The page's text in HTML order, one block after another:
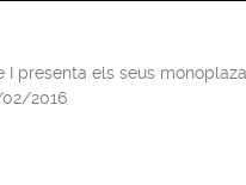
I presenta els seus
2016